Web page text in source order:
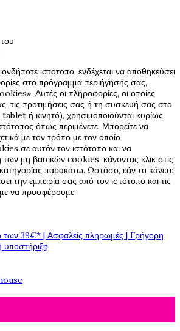
ιστότοπο, ενδέχεται να αποθηκεύσει
στο πρόγραμμα περιήγησής σας,
Αυτές οι πληροφορίες, οι οποίες
τις προτιμήσεις σας ή τη συσκευή σας στο
tablet ή κινητό), χρησιμοποιούνται κυρίως
όπως περιμένετε. Μπορείτε να
με τον τρόπο με τον οποίο
σε αυτόν τον ιστότοπο και να
των μη βασικών cookies, κάνοντας κλικ στις
κατηγορίας παρακάτω. Ωστόσο, εάν το κάνετε
την εμπειρία σας από τον ιστότοπο και τις
να προσφέρουμε.
39€* | Ασφαλείς πληρωμές | Γρήγορη